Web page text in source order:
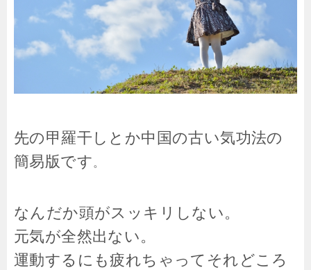
先の甲羅干しとか中国の古い気功法の
簡易版です 。
なんだか頭がスッキリしない。
元気が全然出ない。
運動するにも疲れちゃってそれどころ